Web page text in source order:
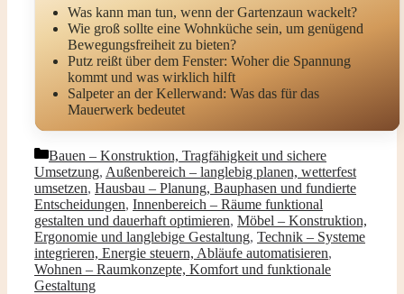
Was kann man tun, wenn der Gartenzaun wackelt?
Wie groß sollte eine Wohnküche sein, um genügend
Bewegungsfreiheit zu bieten?
Putz reißt über dem Fenster: Woher die Spannung
kommt und was wirklich hilft
Salpeter an der Kellerwand: Was das für das
Mauerwerk bedeutet
Kategorien
Bauen – Konstruktion, Tragfähigkeit und sichere
Umsetzung, Außenbereich – langlebig planen, wetterfest
umsetzen, Hausbau – Planung, Bauphasen und fundierte
Entscheidungen, Innenbereich – Räume funktional
gestalten und dauerhaft optimieren, Möbel – Konstruktion,
Ergonomie und langlebige Gestaltung, Technik – Systeme
integrieren, Energie steuern, Abläufe automatisieren,
Wohnen – Raumkonzepte, Komfort und funktionale
Gestaltung